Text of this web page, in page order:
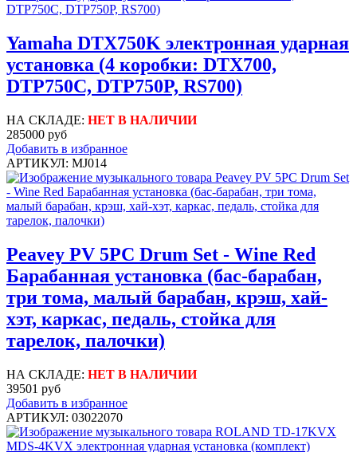
Yamaha DTX750K электронная ударная
установка (4 коробки: DTX700,
DTP750C, DTP750P, RS700)
НА СКЛАДЕ: НЕТ В НАЛИЧИИ
285000 руб
Добавить в избранное
АРТИКУЛ: MJ014
Peavey PV 5PC Drum Set - Wine Red
Барабанная установка (бас-барабан,
три тома, малый барабан, крэш, хай-
хэт, каркас, педаль, стойка для
тарелок, палочки)
НА СКЛАДЕ: НЕТ В НАЛИЧИИ
39501 руб
Добавить в избранное
АРТИКУЛ: 03022070